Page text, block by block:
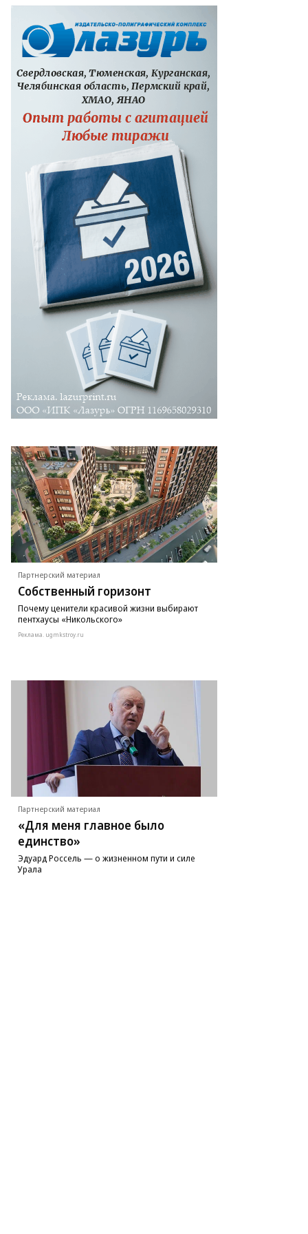
Партнерский материал
Собственный горизонт
Почему ценители красивой жизни выбирают
пентхаусы «Никольского»
Реклама. ugmkstroy.ru
Партнерский материал
«Для меня главное было
единство»
Эдуард Россель — о жизненном пути и силе
Урала